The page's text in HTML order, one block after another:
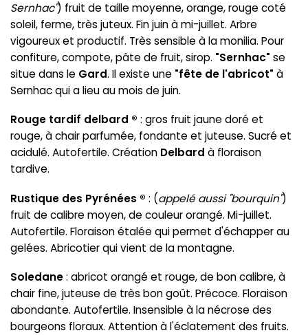
Sernhac") fruit de taille moyenne, orange, rouge coté
soleil, ferme, très juteux. Fin juin à mi-juillet. Arbre
vigoureux et productif. Très sensible à la monilia. Pour
confiture, compote, pâte de fruit, sirop. "Sernhac" se
situe dans le Gard. Il existe une "fête de l'abricot" à
Sernhac qui a lieu au mois de juin.
Rouge tardif delbard ® : gros fruit jaune doré et
rouge, à chair parfumée, fondante et juteuse. Sucré et
acidulé. Autofertile. Création Delbard à floraison
tardive.
Rustique des Pyrénées ® : (appelé aussi "bourquin")
fruit de calibre moyen, de couleur orangé. Mi-juillet.
Autofertile. Floraison étalée qui permet d'échapper au
gelées. Abricotier qui vient de la montagne.
Soledane: abricot orangé et rouge, de bon calibre, à
chair fine, juteuse de très bon goût. Précoce. Floraison
abondante. Autofertile. Insensible à la nécrose des
bourgeons floraux. Attention à l'éclatement des fruits.